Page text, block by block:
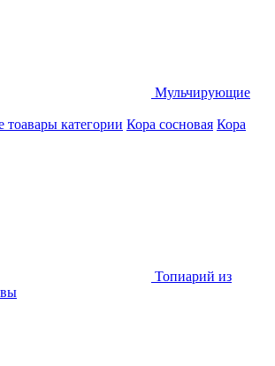
Мульчирующие
тоавары категории Кора сосновая Кора
Топиарий из